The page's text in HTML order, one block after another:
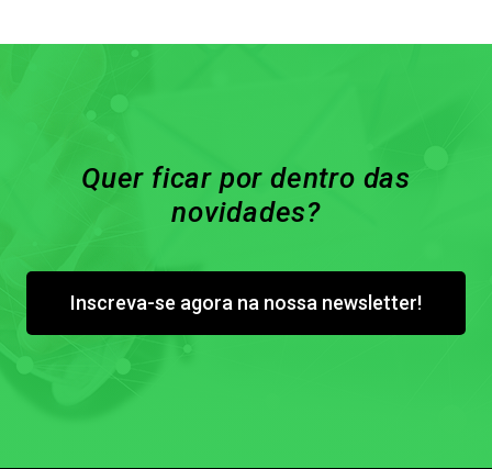
Quer ficar por dentro das
novidades?
Inscreva-se agora na nossa newsletter!